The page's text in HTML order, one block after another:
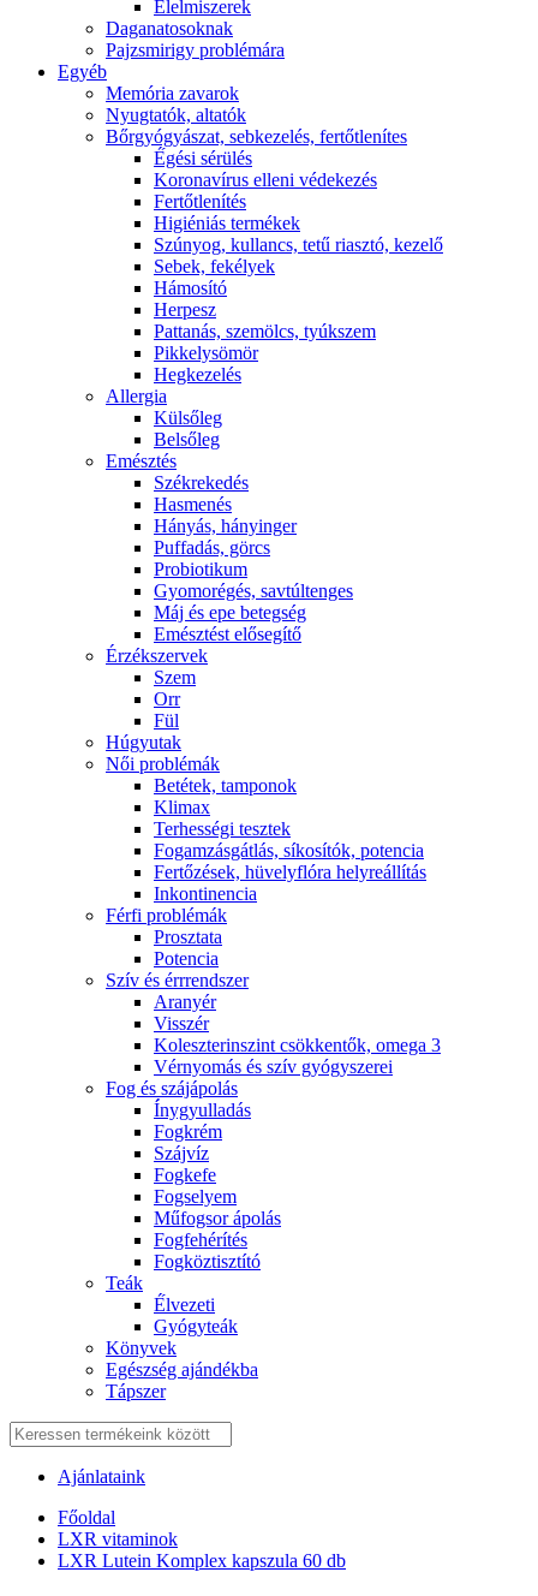
É́lelmiszerek
Daganatosoknak
Pajzsmirigy problémára
Egyéb
Memória zavarok
Nyugtatók, altatók
Bőrgyógyászat, sebkezelés, fertőtlenítes
É́gési sérülés
Koronavírus elleni védekezés
Fertőtlenítés
Higiéniás termékek
Szúnyog, kullancs, tetű riasztó, kezelő
Sebek, fekélyek
Hámosító
Herpesz
Pattanás, szemölcs, tyúkszem
Pikkelysömör
Hegkezelés
Allergia
Külsőleg
Belsőleg
Emésztés
Székrekedés
Hasmenés
Hányás, hányinger
Puffadás, görcs
Probiotikum
Gyomorégés, savtúltenges
Máj és epe betegség
Emésztést elősegítő
Érzékszervek
Szem
Orr
Fül
Húgyutak
Női problémák
Betétek, tamponok
Klimax
Terhességi tesztek
Fogamzásgátlás, síkosítók, potencia
Fertőzések, hüvelyflóra helyreállítás
Inkontinencia
Férfi problémák
Prosztata
Potencia
Szív és érrrendszer
Aranyér
Visszér
Koleszterinszint csökkentők, omega 3
Vérnyomás és szív gyógyszerei
Fog és szájápolás
Í́nygyulladás
Fogkrém
Szájvíz
Fogkefe
Fogselyem
Műfogsor ápolás
Fogfehérítés
Fogköztisztító
Teák
É́lvezeti
Gyógyteák
Könyvek
Egészség ajándékba
Tápszer
Ajánlataink
Főoldal
LXR vitaminok
LXR Lutein Komplex kapszula 60 db